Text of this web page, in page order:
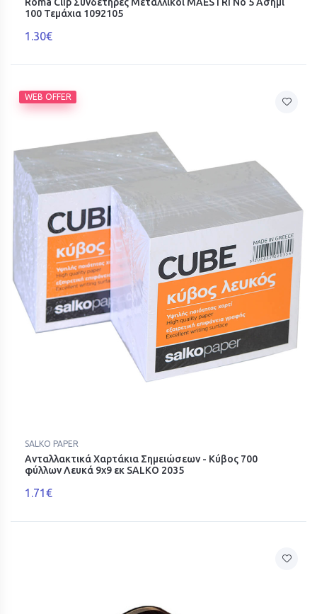
100 Τεμάχια 1092105
1.30€
WEB OFFER
SALKO PAPER
Ανταλλακτικά Χαρτάκια Σημειώσεων - Κύβος 700
φύλλων Λευκά 9x9 εκ SALKO 2035
1.71€